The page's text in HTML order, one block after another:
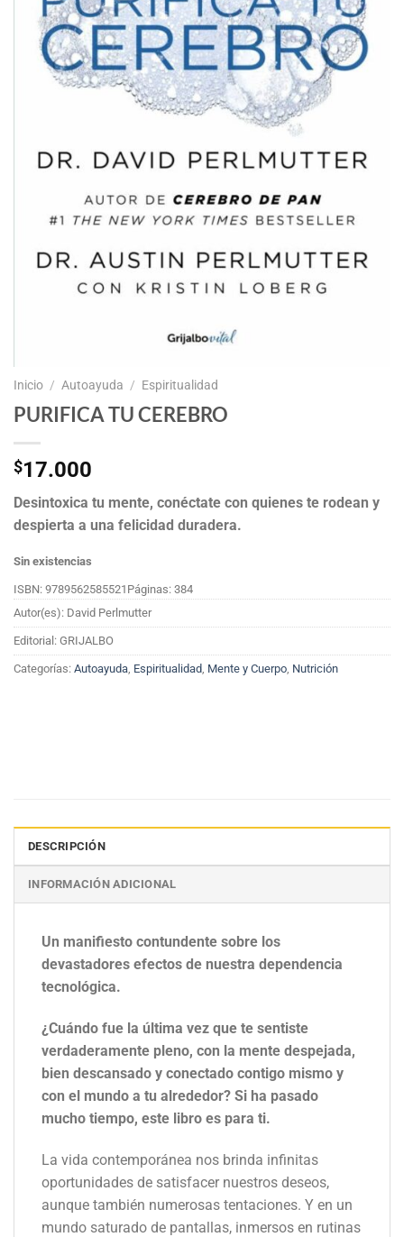
Inicio / Autoayuda / Espiritualidad
PURIFICA TU CEREBRO
$17.000
Desintoxica tu mente, conéctate con quienes te rodean y
despierta a una felicidad duradera.
Sin existencias
ISBN: 9789562585521 Páginas: 384
Autor(es): David Perlmutter
Editorial: GRIJALBO
Categorías: Autoayuda, Espiritualidad, Mente y Cuerpo, Nutrición
DESCRIPCIÓN
INFORMACIÓN ADICIONAL
Un manifiesto contundente sobre los
devastadores efectos de nuestra dependencia
tecnológica.
¿Cuándo fue la última vez que te sentiste
verdaderamente pleno, con la mente despejada,
bien descansado y conectado contigo mismo y
con el mundo a tu alrededor? Si ha pasado
mucho tiempo, este libro es para ti.
La vida contemporánea nos brinda infinitas
oportunidades de satisfacer nuestros deseos,
aunque también numerosas tentaciones. Y en un
mundo saturado de pantallas, inmersos en rutinas